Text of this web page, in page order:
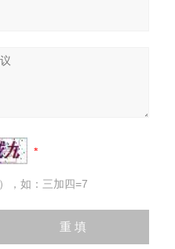
，如：三加四=7